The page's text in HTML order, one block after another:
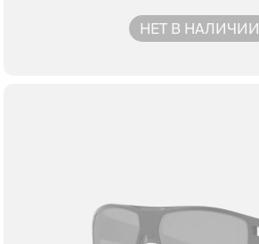
НЕТ В НАЛИЧИИ